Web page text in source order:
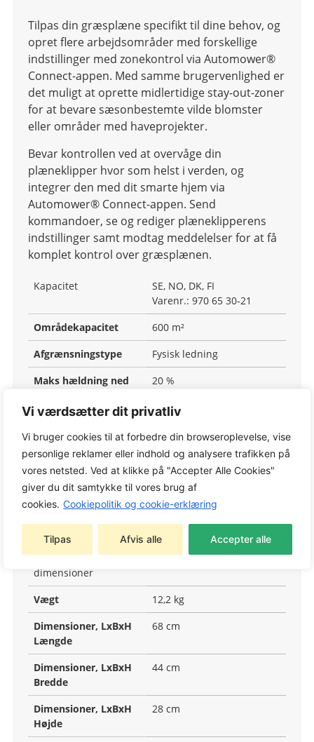
Vi værdsætter dit privatliv
Vi bruger cookies til at forbedre din browseroplevelse, vise
personlige reklamer eller indhold og analysere trafikken på
vores netsted. Ved at klikke på "Accepter Alle Cookies"
giver du dit samtykke til vores brug af
cookies. Cookiepolitik og cookie-erklæring
Tilpas Afvis alle Accepter alle
Tilpas din græsplæne specifikt til dine behov, og
opret flere arbejdsområder med forskellige
indstillinger med zonekontrol via Automower®
Connect-appen. Med samme brugervenlighed er
det muligt at oprette midlertidige stay-out-zoner
for at bevare sæsonbestemte vilde blomster
eller områder med haveprojekter. ​
Bevar kontrollen ved at overvåge din
plæneklipper hvor som helst i verden, og
integrer den med dit smarte hjem via
Automower® Connect-appen. Send
kommandoer, se og rediger plæneklipperens
indstillinger samt modtag meddelelser for at få
komplet kontrol over græsplænen.
Kapacitet
SE, NO, DK, FI
Varenr.: 970 65 30‑21
Områdekapacitet
600 m²
Afgrænsningstype
Fysisk ledning
Maks hældning ned
afgrænsningskabel
20 %
Maks hældning i
arbejdsområde
30 %
Maks. aktiv tid
15 t
Guidekabel
2
Overordnede
dimensioner
Vægt
12,2 kg
Dimensioner, LxBxH
Længde
68 cm
Dimensioner, LxBxH
Bredde
44 cm
Dimensioner, LxBxH
Højde
28 cm